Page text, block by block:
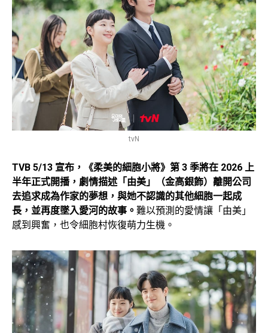
tvN
TVB 5/13 宣布，《柔美的細胞小將》第 3 季將在 2026 上
半年正式開播，劇情描述「由美」（金高銀飾）離開公司
去追求成為作家的夢想，與她不認識的其他細胞一起成
長，並再度墜入愛河的故事。 難以預測的愛情讓「由美」
感到興奮，也令細胞村恢復萌力生機。